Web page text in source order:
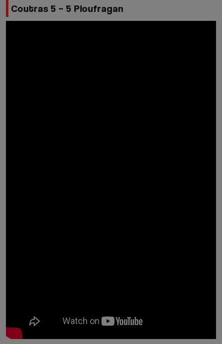
Coutras 5 – 5 Ploufragan